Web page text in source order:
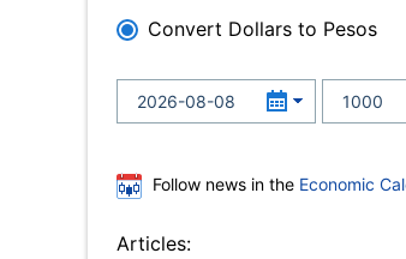
Convert Dollars to Pesos
Follow news in the Economic
Articles: